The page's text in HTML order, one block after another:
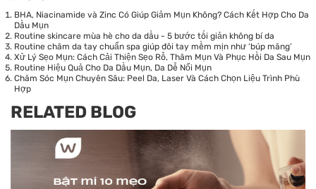
BHA, Niacinamide và Zinc Có Giúp Giảm Mụn Không? Cách Kết Hợp Cho Da
Dầu Mụn
Routine skincare mùa hè cho da dầu - 5 bước tối giản không bí da
Routine chăm da tay chuẩn spa giúp đôi tay mềm mịn như ‘búp măng’
Xử Lý Sẹo Mụn: Cách Cải Thiện Sẹo Rỗ, Thâm Mụn Và Phục Hồi Da Sau Mụn
Routine Hiệu Quả Cho Da Dầu Mụn, Da Dễ Nổi Mụn
Chăm Sóc Mụn Chuyên Sâu: Peel Da, Laser Và Cách Chọn Liệu Trình Phù
Hợp
RELATED BLOG